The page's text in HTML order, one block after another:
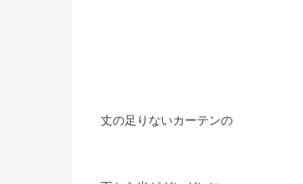
丈の足りないカーテンの